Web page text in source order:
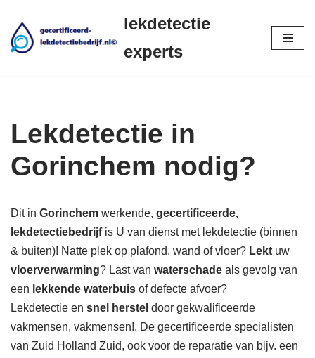
Ga
lekdetectie
experts
Lekdetectie in
Gorinchem nodig?
Dit in Gorinchem werkende, gecertificeerde,
lekdetectiebedrijf is U van dienst met lekdetectie (binnen
& buiten)! Natte plek op plafond, wand of vloer? Lekt uw
vloerverwarming? Last van waterschade als gevolg van
een lekkende waterbuis of defecte afvoer?
Lekdetectie en snel herstel door gekwalificeerde
vakmensen, vakmensen!. De gecertificeerde specialisten
van Zuid Holland Zuid, ook voor de reparatie van bijv. een